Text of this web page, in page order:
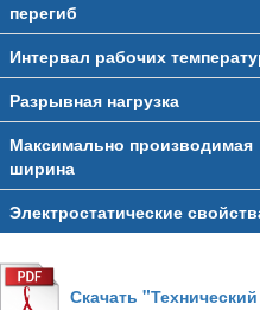
перегиб
Интервал рабочих
Разрывная нагрузка
Максимально производимая
ширина
Электростатические
Скачать